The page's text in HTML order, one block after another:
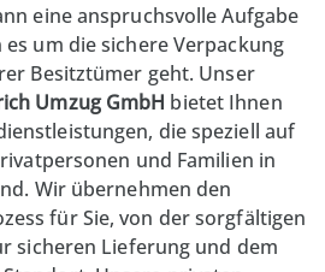
eine anspruchsvolle Aufgabe
um die sichere Verpackung
Besitztümer geht. Unser
Umzug GmbH bietet Ihnen
die speziell auf
und Familien in
Wir übernehmen den
für Sie, von der sorgfältigen
sicheren Lieferung und dem